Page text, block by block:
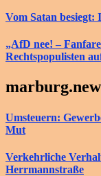
Vom Satan besiegt:
„AfD nee! –
Rechtspopulisten
Umsteuern:
Mut
Verkehrliche
Herrmannstraße